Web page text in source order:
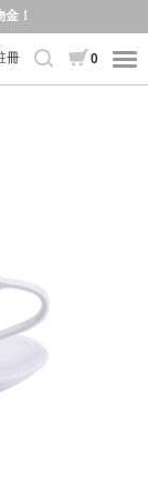
！
冊 0